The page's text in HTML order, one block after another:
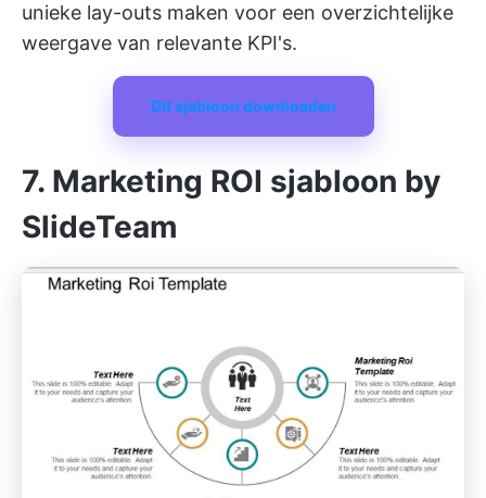
unieke lay-outs maken voor een overzichtelijke
weergave van relevante KPI's.
Dit sjabloon downloaden
7. Marketing ROI sjabloon by
SlideTeam